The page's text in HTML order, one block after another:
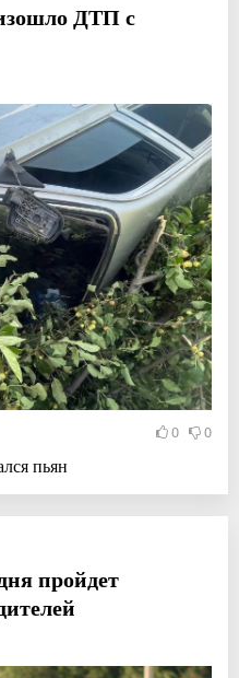
ДТП с
0 0
пьян
пройдет